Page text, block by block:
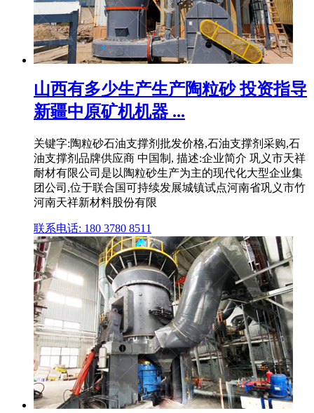
山西有多少生产生产陶粒砂 投资指导
新疆中原矿机机器 ...
关键字:陶粒砂石油支撑剂批发价格,石油支撑剂采购,石
油支撑剂品牌供应商 中国制, 描述:企业简介 巩义市天祥
耐材有限公司是以陶粒砂生产为主的现代化大型企业集
团公司,位于联合国可持续发展城镇试点河南省巩义市竹
河南天祥新材料股份有限
联系电话: 180 3780 8511